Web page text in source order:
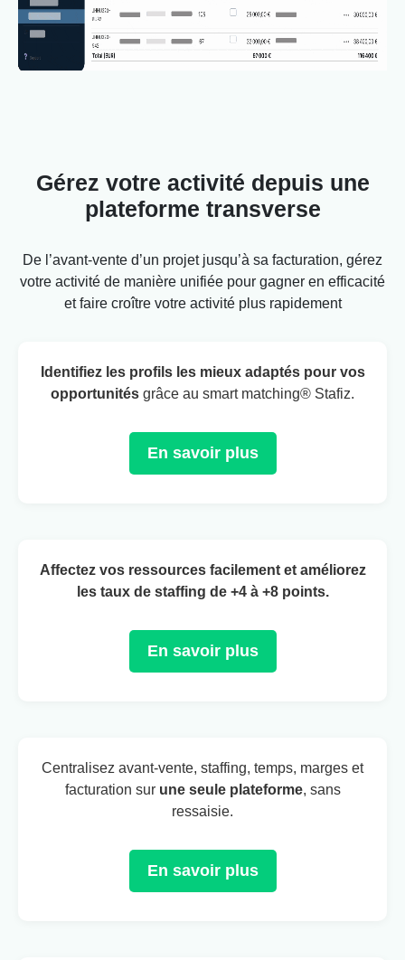
Gérez votre activité depuis une
plateforme transverse
De l’avant-vente d’un projet jusqu’à sa facturation, gérez
votre activité de manière unifiée pour gagner en efficacité
et faire croître votre activité plus rapidement
Identifiez les profils les mieux adaptés pour vos
opportunités grâce au smart matching® Stafiz.
En savoir plus
Affectez vos ressources facilement et améliorez
les taux de staffing de +4 à +8 points.
En savoir plus
Centralisez avant-vente, staffing, temps, marges et
facturation sur une seule plateforme, sans
ressaisie.
En savoir plus